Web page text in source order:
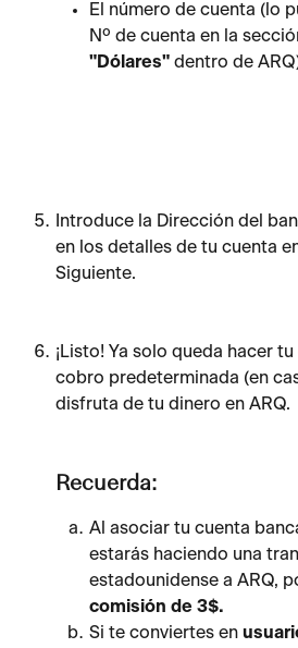
El número de cuenta (lo
Nº de cuenta en la
"Dólares" dentro de
Introduce la Dirección del
en los detalles de tu cuenta
Siguiente.
¡Listo! Ya solo queda hacer
cobro predeterminada (en
disfruta de tu dinero en ARQ.
Recuerda:
Al asociar tu cuenta
estarás haciendo una
estadounidense a ARQ,
comisión de 3$.
Si te conviertes en